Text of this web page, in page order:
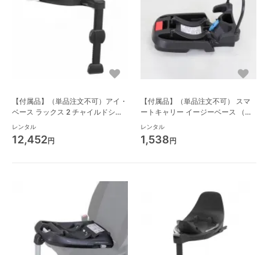
【付属品】（単品注文不可）アイ・
ベース ラックス 2 チャイルドシー
ト小物 ジョイー(joie)
レンタル
12,452円
【付属品】（単品注文不可） スマ
ートキャリー イージーベース （シ
ートベルト固定） チャイルドシー
トその他 日本育児
レンタル
1,538円